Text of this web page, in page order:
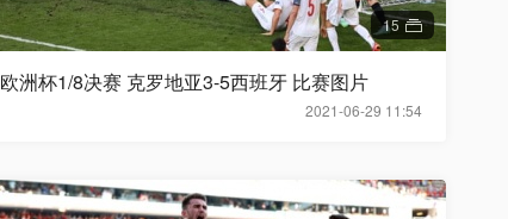
15
2021-06-29 11:54
欧洲杯1/8决赛 克罗地亚3-5西班牙 比赛图片